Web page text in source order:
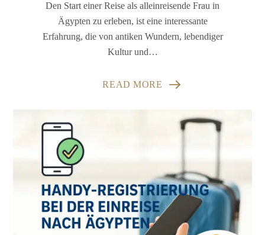
Den Start einer Reise als alleinreisende Frau in
Ägypten zu erleben, ist eine interessante
Erfahrung, die von antiken Wundern, lebendiger
Kultur und…
READ MORE